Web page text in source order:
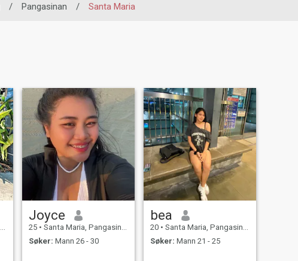
/ Pangasinan / Santa Maria
Joyce
25 • Santa Maria, Pangasinan, Filippinene
Søker: Mann 26 - 30
bea
20 • Santa Maria, Pangasinan, Filippinene
Søker: Mann 21 - 25